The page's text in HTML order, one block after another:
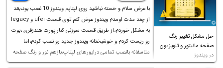
حل مشکل تغییر رنگ
صفحه مانیتور و تلویزیون
در ویندوز
با عرض سلام و خسته نباشید روی لپتاپم ویندوز 10 نصب بود،بعد
از چند مدت اومدم ویندوز عوض کنم توی قسمت ufei و legacy
به مشکل خوردم،از طریق قسمت سوزنی کنار پورت هندزفری ،بوت
رو ریست کردم و خوشبختانه ویندوز جدید رو نصب کردم،اما
متاسفانه بانصب تمامی درایورهای لپتاپ،بازهم نور و رنگ صفحه
چه موقع کار چه موقع پخش فیلم مثل سابق نیست(نور زیاده و بی